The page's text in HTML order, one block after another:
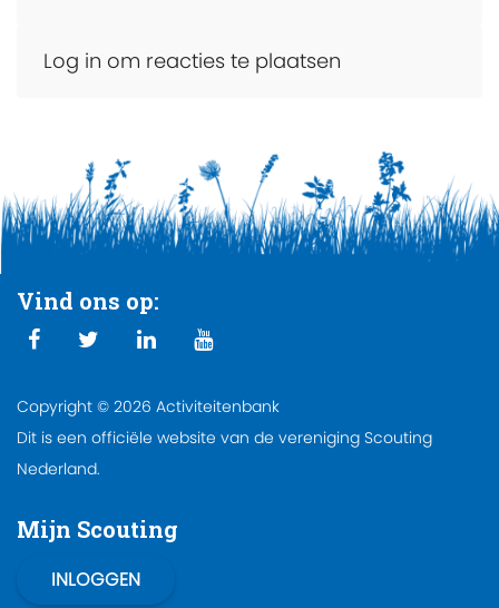
Log in om reacties te plaatsen
Vind ons op:
Copyright © 2026 Activiteitenbank
Dit is een officiële website van de vereniging Scouting
Nederland.
Mijn Scouting